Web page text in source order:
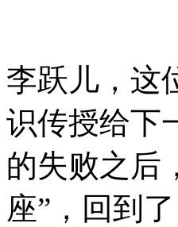
李跃儿，这
识传授给下
的失败之后
座”，回到